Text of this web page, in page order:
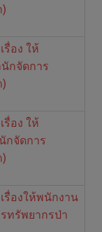
รื่อง ให้
กจัดการ
รื่อง ให้
กจัดการ
รื่องให้พนักงาน
ทรัพยากรป่า